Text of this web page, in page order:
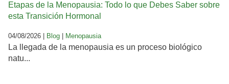
Etapas de la Menopausia: Todo lo que Debes Saber sobre
esta Transición Hormonal
04/08/2026 | Blog Menopausia
La llegada de la menopausia es un proceso biológico
natu...